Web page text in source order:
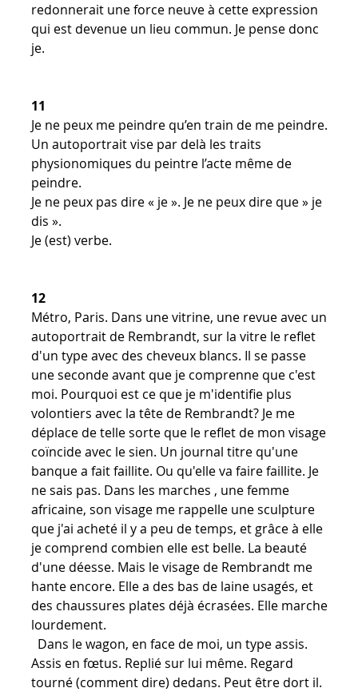
redonnerait une force neuve à cette expression
qui est devenue un lieu commun. Je pense donc
je.
11
Je ne peux me peindre qu’en train de me peindre.
Un autoportrait vise par delà les traits
physionomiques du peintre l’acte même de
peindre.
Je ne peux pas dire « je ». Je ne peux dire que » je
dis ».
Je (est) verbe.
12
Métro, Paris. Dans une vitrine, une revue avec un
autoportrait de Rembrandt, sur la vitre le reflet
d'un type avec des cheveux blancs. Il se passe
une seconde avant que je comprenne que c'est
moi. Pourquoi est ce que je m'identifie plus
volontiers avec la tête de Rembrandt? Je me
déplace de telle sorte que le reflet de mon visage
coïncide avec le sien. Un journal titre qu'une
banque a fait faillite. Ou qu'elle va faire faillite. Je
ne sais pas. Dans les marches , une femme
africaine, son visage me rappelle une sculpture
que j'ai acheté il y a peu de temps, et grâce à elle
je comprend combien elle est belle. La beauté
d'une déesse. Mais le visage de Rembrandt me
hante encore. Elle a des bas de laine usagés, et
des chaussures plates déjà écrasées. Elle marche
lourdement.
Dans le wagon, en face de moi, un type assis.
Assis en fœtus. Replié sur lui même. Regard
tourné (comment dire) dedans. Peut être dort il.